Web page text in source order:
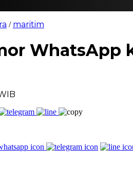
/ maritim
WhatsApp